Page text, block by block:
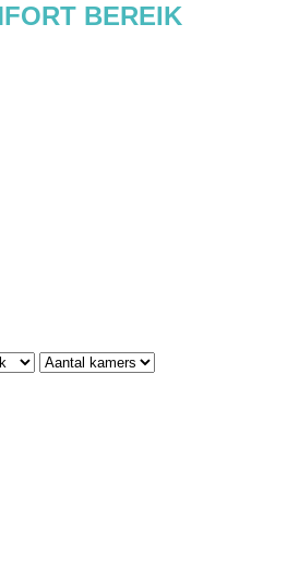
BEREIK